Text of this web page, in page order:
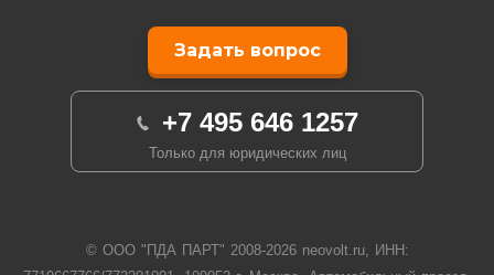
Задать вопрос
+7 495 646 1257
Только для юридических лиц
© ООО "ПДА ПАРТ" 2008-2026neovolt.ru, ИНН: